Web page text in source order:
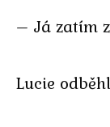
– Já zatím
Lucie